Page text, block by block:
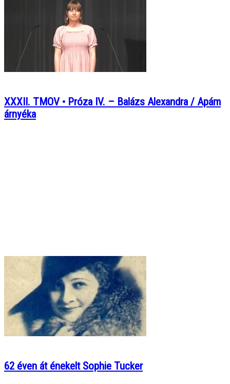
XXXII. TMOV • Próza IV. – Balázs Alexandra / Apám
árnyéka
62 éven át énekelt Sophie Tucker